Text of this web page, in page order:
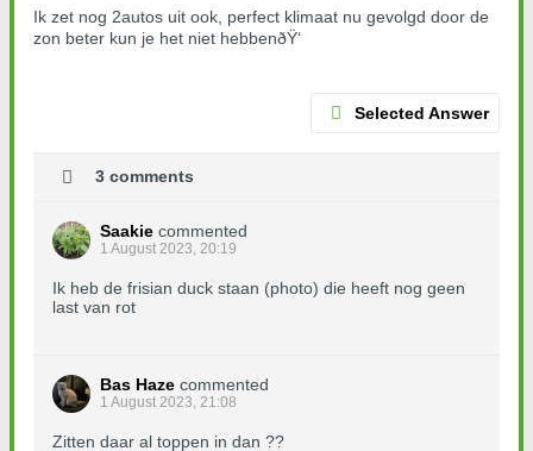
Ik zet nog 2autos uit ook, perfect klimaat nu gevolgd door de
zon beter kun je het niet hebbenðŸ‘
Selected Answer
3 comments
Saakie commented
1 August 2023, 20:19
Ik heb de frisian duck staan (photo) die heeft nog geen
last van rot
Bas Haze commented
1 August 2023, 21:08
Zitten daar al toppen in dan ??